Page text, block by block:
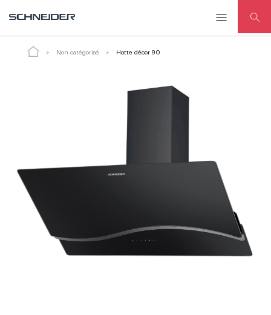
Non catégorisé Hotte décor 90
Hotte décor 90